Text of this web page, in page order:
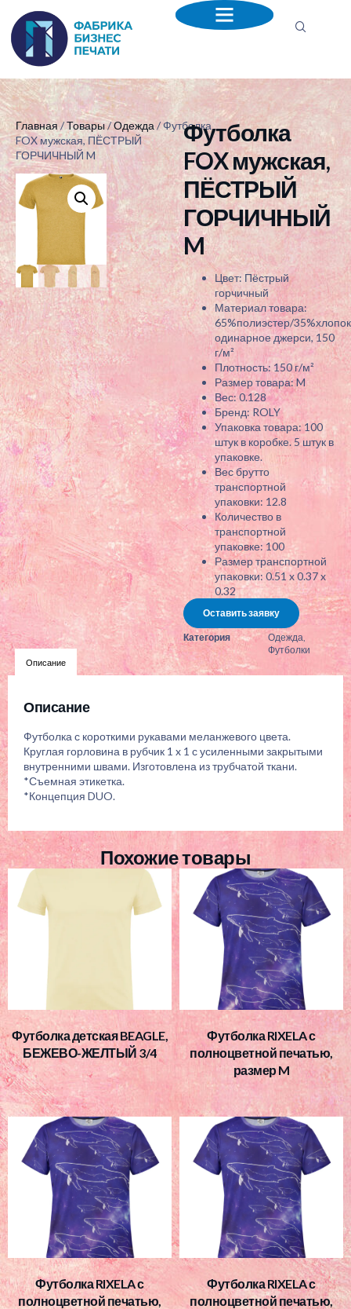
Главная/Товары/Одежда / Футболка
FOX мужская, ПЁСТРЫЙ
ГОРЧИЧНЫЙ M
Футболка
FOX мужская,
ПЁСТРЫЙ
ГОРЧИЧНЫЙ
M
Цвет: Пёстрый
горчичный
Материал товара:
65%полиэстер/
одинарное джерси, 150
г/м²
Плотность: 150 г/м²
Размер товара: M
Вес: 0.128
Бренд: ROLY
Упаковка товара: 100
штук в коробке. 5 штук в
упаковке.
Вес брутто
транспортной
упаковки: 12.8
Количество в
транспортной
упаковке: 100
Размер транспортной
упаковки: 0.51 x 0.37 x
0.32
Оставить заявку
Категория Одежда
Футболки
Описание
Описание
Футболка с короткими рукавами меланжевого цвета.
Круглая горловина в рубчик 1 x 1 с усиленными закрытыми
внутренними швами. Изготовлена из трубчатой ткани.
*Съемная этикетка.
*Концепция DUO.
Похожие товары
Футболка детская BEAGLE,
БЕЖЕВО-ЖЕЛТЫЙ 3/4
Футболка RIXELA с
полноцветной печатью,
размер M
Футболка RIXELA с
полноцветной печатью,
Футболка RIXELA с
полноцветной печатью,